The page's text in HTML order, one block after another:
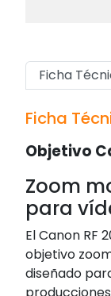
Ficha
Ficha
Objetivo
Zoom
para
El Canon RF
objetivo
diseñado